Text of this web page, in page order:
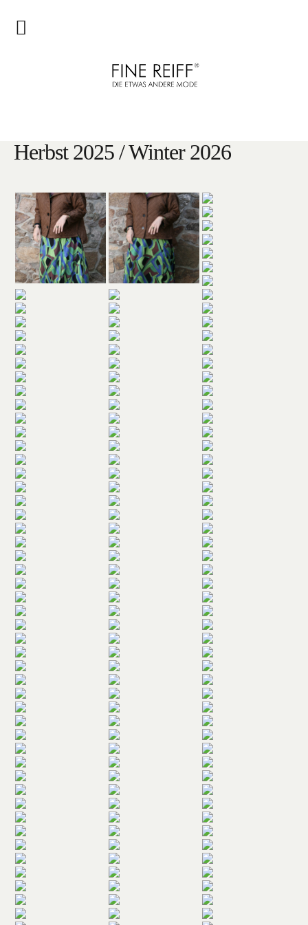
Home
Ulrike Andersch
Instagram
Boutique
Lookbook
Frühjahr/ Sommer 2026
Herbst 2025 / Winter 2026
Auswahl-Paket
Gutscheine
Herbst 2025 / Winter 2026